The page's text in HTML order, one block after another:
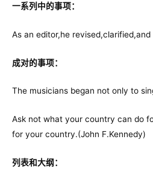
一系列中的事项：
As an editor,he
成对的事项：
The musicians began not only to
Ask not what your country can do
for your country.(John F.Kennedy)
列表和大纲：